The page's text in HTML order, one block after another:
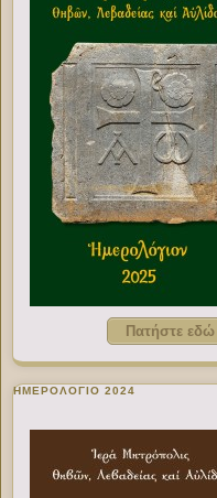
Πατήστε εδώ
ΗΜΕΡΟΛΟΓΙΟ 2024